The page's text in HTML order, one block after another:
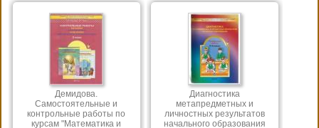
Демидова.
Самостоятельные и
контрольные работы по
курсам "Математика и
Диагностика
метапредметных и
личностных результатов
начального образования